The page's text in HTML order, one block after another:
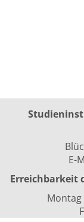
E-
Erreichbarkeit
Montag